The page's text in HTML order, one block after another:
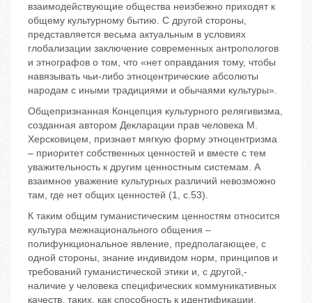
взаимодействующие общества неизбежно приходят к
общему культурному бытию. С другой стороны,
представляется весьма актуальным в условиях
глобализации заключение современных антропологов
и этнографов о том, что «нет оправдания тому, чтобы
навязывать чьи-либо этноцентрические абсолюты
народам с иными традициями и обычаями культуры».
Общепризнанная Концепция культурного релягивизма,
созданная автором Декларации прав человека М.
Херсковицем, признает мягкую форму этноцентризма
– приоритет собственных ценностей и вместе с тем
уважительность к другим ценностным системам. А
взаимное уважение культурных различий невозможно
там, где нет общих ценностей (1, с.53).
К таким общим гуманистическим ценностям относится
культура межнационального общения –
полифункциональное явление, предполагающее, с
одной стороны, знание индивидом норм, принципов и
требований гуманистической этики и, с другой,-
наличие у человека специфических коммуникативных
качеств, таких, как способность к идентификации,